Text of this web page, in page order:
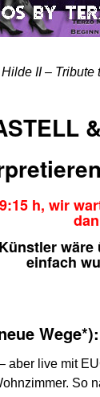
Hilde II – Tribute
h, wir
einfach
Wege*):
aber live mit
So